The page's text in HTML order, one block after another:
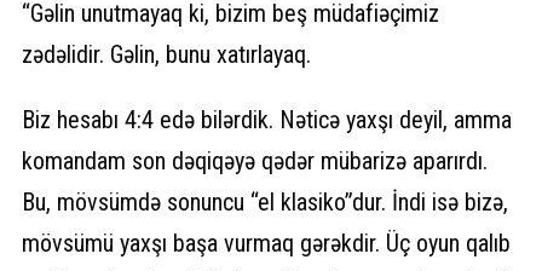
“Gəlin unutmayaq ki, bizim beş müdafiəçimiz
zədəlidir. Gəlin, bunu xatırlayaq.
Biz hesabı 4:4 edə bilərdik. Nəticə yaxşı deyil, amma
komandam son dəqiqəyə qədər mübarizə aparırdı.
Bu, mövsümdə sonuncu “el klasiko”dur. İndi isə bizə,
mövsümü yaxşı başa vurmaq gərəkdir. Üç oyun qalıb